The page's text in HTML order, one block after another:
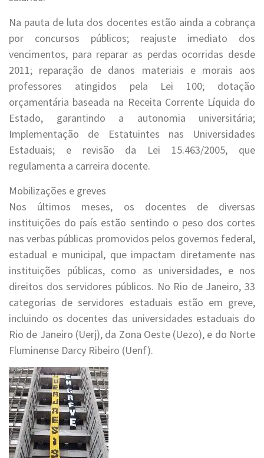
Na pauta de luta dos docentes estão ainda a cobrança
por concursos públicos; reajuste imediato dos
vencimentos, para reparar as perdas ocorridas desde
2011; reparação de danos materiais e morais aos
professores atingidos pela Lei 100; dotação
orçamentária baseada na Receita Corrente Líquida do
Estado, garantindo a autonomia universitária;
Implementação de Estatuintes nas Universidades
Estaduais; e revisão da Lei 15.463/2005, que
regulamenta a carreira docente.
Mobilizações e greves
Nos últimos meses, os docentes de diversas
instituições do país estão sentindo o peso dos cortes
nas verbas públicas promovidos pelos governos federal,
estadual e municipal, que impactam diretamente nas
instituições públicas, como as universidades, e nos
direitos dos servidores públicos. No Rio de Janeiro, 33
categorias de servidores estaduais estão em greve,
incluindo os docentes das universidades estaduais do
Rio de Janeiro (Uerj), da Zona Oeste (Uezo), e do Norte
Fluminense Darcy Ribeiro (Uenf).